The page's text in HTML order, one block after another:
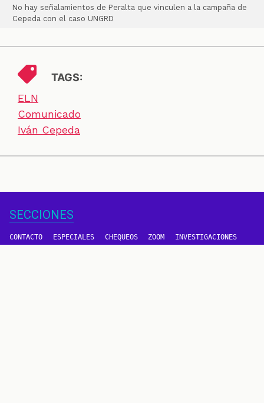
No hay señalamientos de Peralta que vinculen a la campaña de
Cepeda con el caso UNGRD
TAGS:
ELN
Comunicado
Iván Cepeda
SECCIONES
CONTACTO ESPECIALES CHEQUEOS ZOOM INVESTIGACIONES